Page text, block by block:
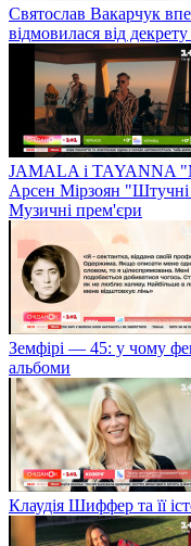
Святослав Вакарчук
відмовилася від
JAMALA і TAYANNA
Арсен Мірзоян
Музичні прем'єри
Земфірі — 45: у чому
альбоми
Клаудія Шиффер та її